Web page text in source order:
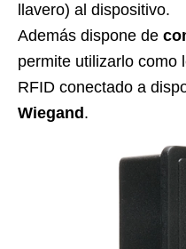
llavero) al dispositivo.
Además dispone de
permite utilizarlo como
RFID conectado a
Wiegand .